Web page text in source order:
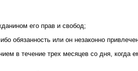
его прав и свобод;
обязанность или он незаконно
в течение трех месяцев со дня, когда